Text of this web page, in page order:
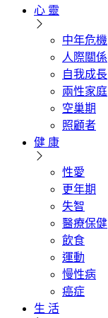
心 靈
中年危機
人際關係
自我成長
兩性家庭
空巢期
照顧者
健 康
性愛
更年期
失智
醫療保健
飲食
運動
慢性病
癌症
生 活